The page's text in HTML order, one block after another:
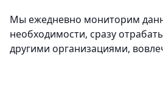
Мы ежедневно мониторим
необходимости, сразу
другими организациями,